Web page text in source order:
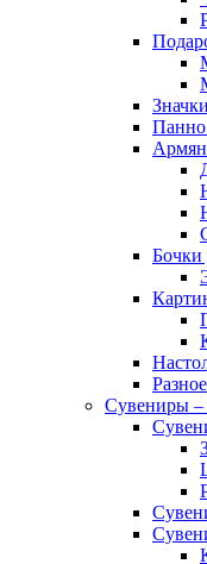
Значки
Панно
Бочки
Разное
Сувениры